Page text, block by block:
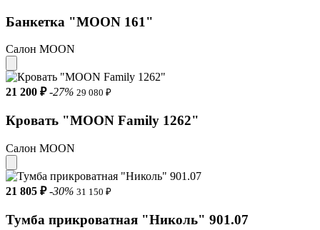
Банкетка "MOON 161"
Салон MOON
21 200 ₽ -27% 29 080 ₽
Кровать "MOON Family 1262"
Салон MOON
21 805 ₽ -30% 31 150 ₽
Тумба прикроватная "Николь" 901.07